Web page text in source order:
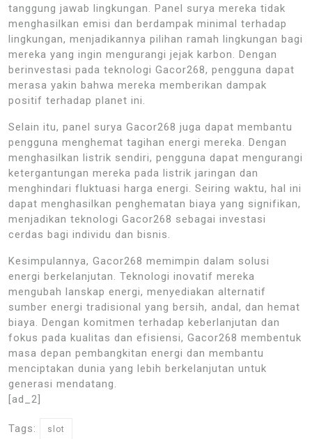
tanggung jawab lingkungan. Panel surya mereka tidak
menghasilkan emisi dan berdampak minimal terhadap
lingkungan, menjadikannya pilihan ramah lingkungan bagi
mereka yang ingin mengurangi jejak karbon. Dengan
berinvestasi pada teknologi Gacor268, pengguna dapat
merasa yakin bahwa mereka memberikan dampak
positif terhadap planet ini.
Selain itu, panel surya Gacor268 juga dapat membantu
pengguna menghemat tagihan energi mereka. Dengan
menghasilkan listrik sendiri, pengguna dapat mengurangi
ketergantungan mereka pada listrik jaringan dan
menghindari fluktuasi harga energi. Seiring waktu, hal ini
dapat menghasilkan penghematan biaya yang signifikan,
menjadikan teknologi Gacor268 sebagai investasi
cerdas bagi individu dan bisnis.
Kesimpulannya, Gacor268 memimpin dalam solusi
energi berkelanjutan. Teknologi inovatif mereka
mengubah lanskap energi, menyediakan alternatif
sumber energi tradisional yang bersih, andal, dan hemat
biaya. Dengan komitmen terhadap keberlanjutan dan
fokus pada kualitas dan efisiensi, Gacor268 membentuk
masa depan pembangkitan energi dan membantu
menciptakan dunia yang lebih berkelanjutan untuk
generasi mendatang.
[ad_2]
Tags: slot